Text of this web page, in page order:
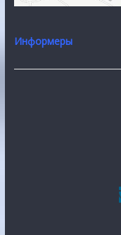
Информеры